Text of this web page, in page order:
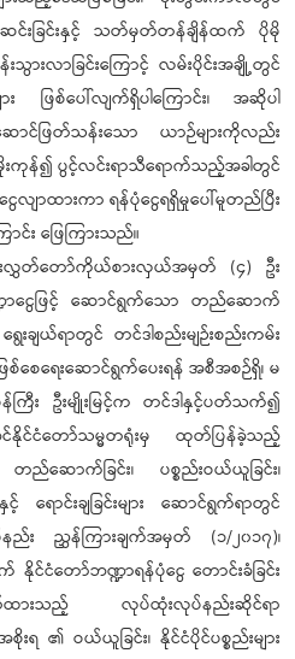
င်းခြင်းနှင့် သတ်မှတ်တန်ချိန်ထက် ပိုမို
ားလာခြင်းကြောင့် လမ်းပိုင်းအချို့တွင်
ား ဖြစ်ပေါ်လျက်ရှိပါကြောင်း၊ အဆိုပါ
ဖြတ်သန်းသော ယာဉ်များကိုလည်း
းကုန်၍ ပွင့်လင်းရာသီရောက်သည့်အခါတွင်
ျာထားကာ ရန်ပုံငွေရရှိမှုပေါ်မူတည်ပြီး
င်း ဖြေကြားသည်။
းလွှတ်တော်ကိုယ်စားလှယ်အမှတ် (၄) ဦး
ာငွေဖြင့် ဆောင်ရွက်သော တည်ဆောက်
ေးချယ်ရာတွင် တင်ဒါစည်းမျဉ်းစည်းကမ်း
စ်စေရေးဆောင်ရွက်ပေးရန် အစီအစဉ်ရှိ၊ မ
ကြီး ဦးမျိုးမြင့်က တင်ဒါနှင့်ပတ်သက်၍
င်နိုင်ငံတော်သမ္မတရုံးမှ ထုတ်ပြန်ခဲ့သည့်
ည်ဆောက်ခြင်း၊ ပစ္စည်းဝယ်ယူခြင်း၊
င့် ရောင်းချခြင်းများ ဆောင်ရွက်ရာတွင်
း ညွှန်ကြားချက်အမှတ် (၁/၂၀၁၇)၊
င်ငံတော်ဘဏ္ဍာရန်ပုံငွေ တောင်းခံခြင်း
ားသည့် လုပ်ထုံးလုပ်နည်းဆိုင်ရာ
ရ ၏ ဝယ်ယူခြင်း၊ နိုင်ငံပိုင်ပစ္စည်းများ